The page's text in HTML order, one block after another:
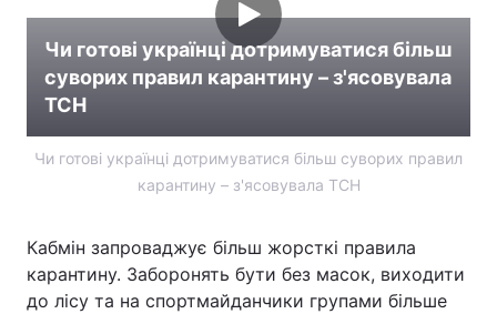
Чи готові українці дотримуватися більш
суворих правил карантину – з'ясовувала
ТСН
Чи готові українці дотримуватися більш суворих правил
карантину – з'ясовувала ТСН
Кабмін запроваджує більш жорсткі правила
карантину. Заборонять бути без масок, виходити
до лісу та на спортмайданчики групами більше